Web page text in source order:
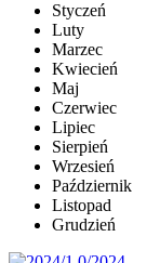
Styczeń
Luty
Marzec
Kwiecień
Maj
Czerwiec
Lipiec
Sierpień
Wrzesień
Październik
Listopad
Grudzień